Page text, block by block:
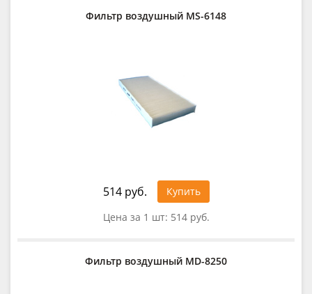
Фильтр воздушный MS-6148
514 руб.
Купить
Цена за 1 шт: 514 руб.
Фильтр воздушный MD-8250